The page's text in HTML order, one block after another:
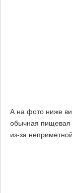
А на фото ниже
обычная пищевая
из-за